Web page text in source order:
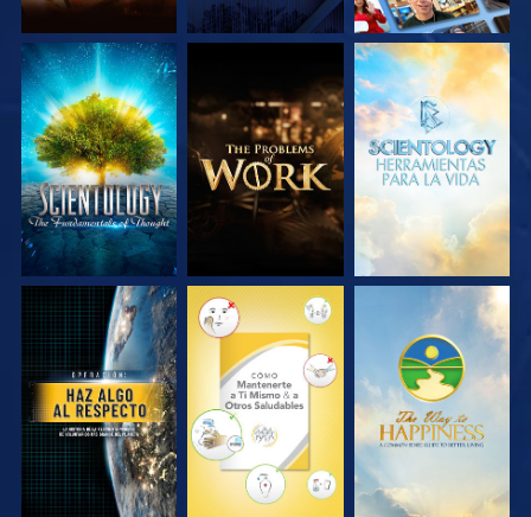
EXPLORA LAS
SERIES
EXPLORA LAS
SERIES
EXPLORA LAS
SERIES
VE VE VE